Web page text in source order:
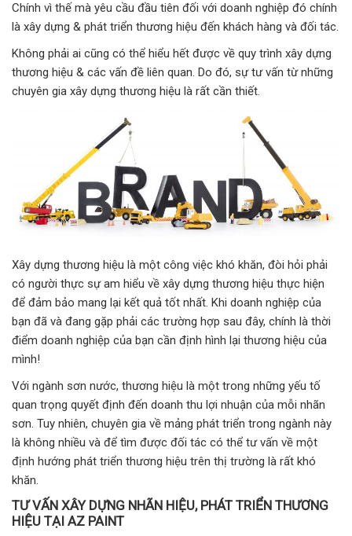
Chính vì thế mà yêu cầu đầu tiên đối với doanh nghiệp đó chính
là xây dựng & phát triển thương hiệu đến khách hàng và đối tác.
Không phải ai cũng có thể hiểu hết được về quy trình xây dựng
thương hiệu & các vấn đề liên quan. Do đó, sự tư vấn từ những
chuyên gia xây dựng thương hiệu là rất cần thiết.
Xây dựng thương hiệu là một công việc khó khăn, đòi hỏi phải
có người thực sự am hiểu về xây dựng thương hiệu thực hiện
để đảm bảo mang lại kết quả tốt nhất. Khi doanh nghiệp của
bạn đã và đang gặp phải các trường hợp sau đây, chính là thời
điểm doanh nghiệp của bạn cần định hình lại thương hiệu của
mình!
Với ngành sơn nước, thương hiệu là một trong những yếu tố
quan trọng quyết định đến doanh thu lợi nhuận của mỗi nhãn
sơn. Tuy nhiên, chuyên gia về mảng phát triển trong ngành này
là không nhiều và để tìm được đối tác có thể tư vấn về một
định hướng phát triển thương hiệu trên thị trường là rất khó
khăn.
TƯ VẤN XÂY DỰNG NHÃN HIỆU, PHÁT TRIỂN THƯƠNG
HIỆU TẠI AZ PAINT